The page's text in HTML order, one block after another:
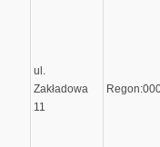
ul.
Zakładowa
11